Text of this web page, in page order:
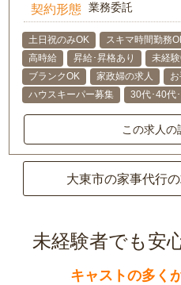
契約形態 業務委託
土日祝のみOK スキマ時間勤務
高時給
昇給･昇格あり 未経
ブランクOK
家政婦の求人
ハウスキーパー募集
30代･40代
この求人の
大東市の家事代行
未経験者でも安
キャストの多く